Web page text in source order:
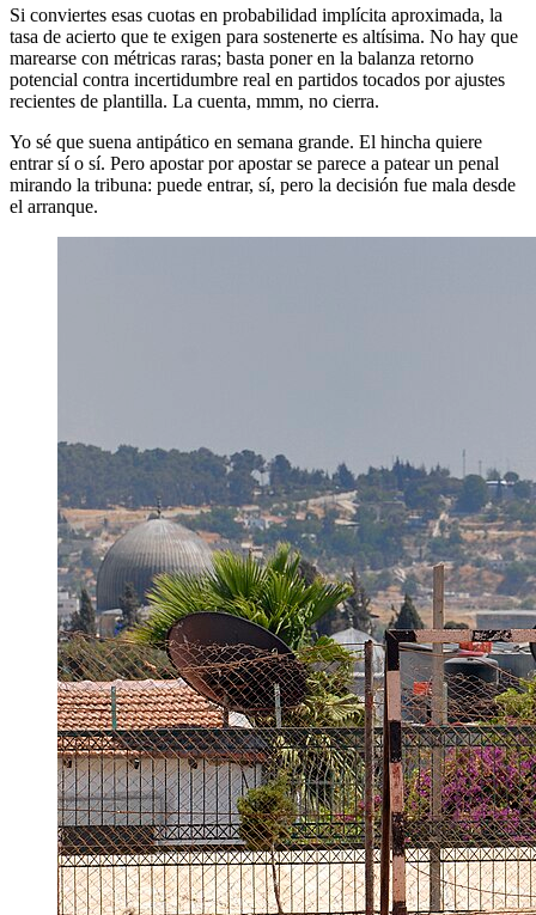
Si conviertes esas cuotas en probabilidad implícita aproximada, la
tasa de acierto que te exigen para sostenerte es altísima. No hay que
marearse con métricas raras; basta poner en la balanza retorno
potencial contra incertidumbre real en partidos tocados por ajustes
recientes de plantilla. La cuenta, mmm, no cierra.
Yo sé que suena antipático en semana grande. El hincha quiere
entrar sí o sí. Pero apostar por apostar se parece a patear un penal
mirando la tribuna: puede entrar, sí, pero la decisión fue mala desde
el arranque.